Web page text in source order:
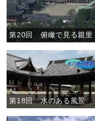
第18回 水のある風景